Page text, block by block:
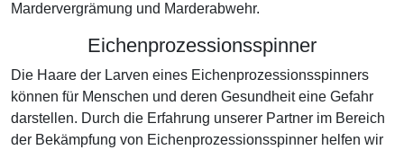
Mardervergrämung und Marderabwehr.
Eichenprozessionsspinner
Die Haare der Larven eines Eichenprozessionsspinners
können für Menschen und deren Gesundheit eine Gefahr
darstellen. Durch die Erfahrung unserer Partner im Bereich
der Bekämpfung von Eichenprozessionsspinner helfen wir